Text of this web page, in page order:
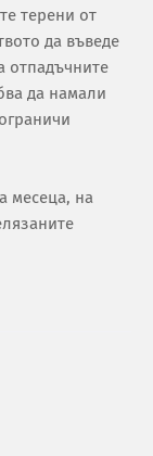
терени от
да въведе
отпадъчните
да намали
месеца, на